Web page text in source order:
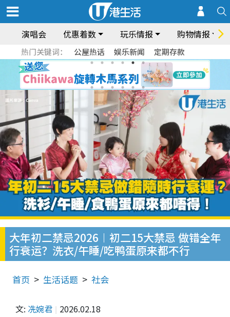
演唱会 优惠着数 玩乐情报 购物情报
热门关键词： 公屋热话 娱乐新闻 定期存款
大年初二禁忌2026︱初二15大禁忌 做错全年
行衰运？洗衣/午睡/吃鸭蛋原来都不行
首页 生活话题 社会
文: 冼婉君 2026.02.18